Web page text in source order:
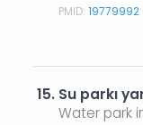
PMID:19779992
15. Su parkı
Water park